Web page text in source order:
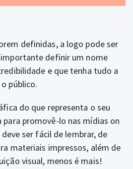
definidas, a logo pode ser
definir um nome
e que tenha tudo a
público.
do que representa o seu
para promovê-lo nas mídias on
ser fácil de lembrar, de
materiais impressos, além de
visual, menos é mais!